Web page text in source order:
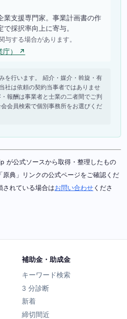
業支援専門家。事業計画書の作
採択率向上に寄与。
与する場合があります。
庁） ↗
を行います。 紹介・媒介・斡旋・有
社は依頼の契約当事者ではありませ
報酬は事業者と士業の二者間でご判
会員検索で個別事務所をお選びくだ
が公式ソースから取得・整理したもの
典」リンクの公式ページをご確認くだ
されている場合はお問い合わせ くださ
補助金・助成金
キーワード検索
3 分診断
新着
締切間近